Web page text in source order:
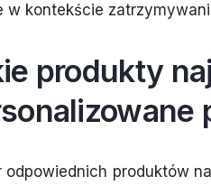
w kontekście
produkty
odpowiednich produktów